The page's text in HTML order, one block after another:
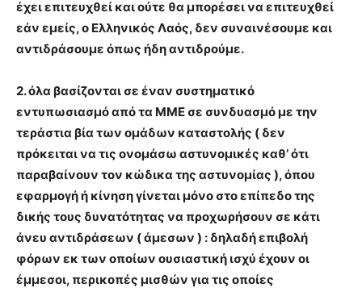
έχει επιτευχθεί και ούτε θα μπορέσει να επιτευχθεί
εάν εμείς, ο Ελληνικός Λαός, δεν συναινέσουμε και
αντιδράσουμε όπως ήδη αντιδρούμε.
2. όλα βασίζονται σε έναν συστηματικό
εντυπωσιασμό από τα ΜΜΕ σε συνδυασμό με την
τεράστια βία των ομάδων καταστολής ( δεν
πρόκειται να τις ονομάσω αστυνομικές καθ’ ότι
παραβαίνουν τον κώδικα της αστυνομίας ), όπου
εφαρμογή ή κίνηση γίνεται μόνο στο επίπεδο της
δικής τους δυνατότητας να προχωρήσουν σε κάτι
άνευ αντιδράσεων ( άμεσων ) : δηλαδή επιβολή
φόρων εκ των οποίων ουσιαστική ισχύ έχουν οι
έμμεσοι, περικοπές μισθών για τις οποίες